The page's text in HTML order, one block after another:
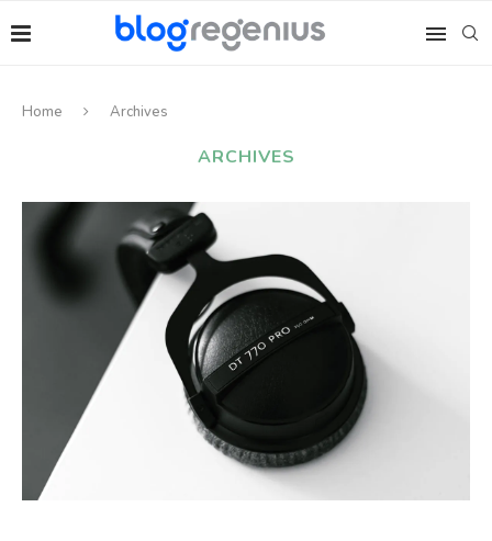
Home Archives
ARCHIVES